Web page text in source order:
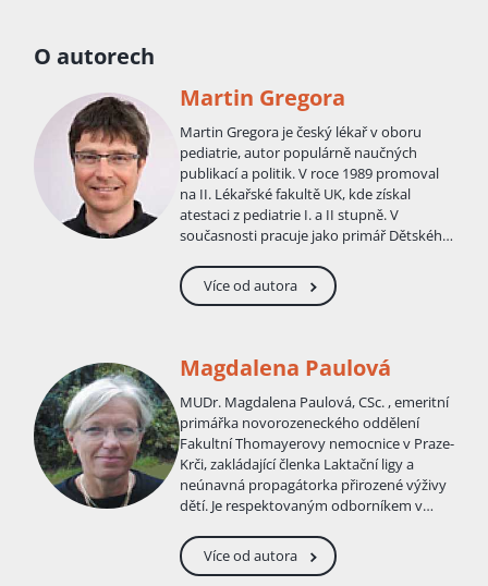
O autorech
Martin Gregora
Martin Gregora je český lékař v oboru
pediatrie, autor populárně naučných
publikací a politik. V roce 1989 promoval
na II. Lékařské fakultě UK, kde získal
atestaci z pediatrie I. a II stupně. V
současnosti pracuje jako primář Dětského
členem pracovní skupiny dětské
endokrinologie MESPE . Martin Gregora se
populárně naučných knih pro rodiče. V
roce 2006 až 2010 působil jako zastupitel
města Strakonice za hnutí Nestraníci. V
roce 2010 uspěl na jihočeské kandidátce
TOP 09 ve volbách do Poslanecké
sněmovny, v průběhu volebního období
2010 až 2013 se v Poslanecké sněmovně
podílel na prosazení několika novel
Ve volbách do Senátu PČR v roce 2014
kandidoval za TOP 09 a STAN v obvodu č.
Více od autora
Magdalena Paulová
MUDr. Magdalena Paulová, CSc. , еmeritní
primářka novorozeneckého oddělení
Fakultní Thomayerovy nemocnice v Praze-
Krči, zakládající členka Laktační ligy a
neúnavná propagátorka přirozené výživy
dětí. Je respektovaným odborníkem v
Více od autora